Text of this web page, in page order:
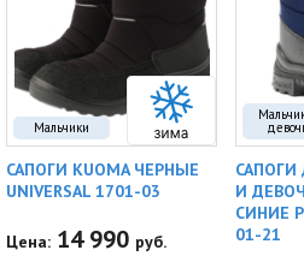
Мальчики
САПОГИ KUOMA ЧЕРНЫЕ
UNIVERSAL 1701-03
Цена: 14 990 руб.
И
СИНИЕ
01-21